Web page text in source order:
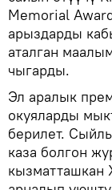
Memorial
арыздарды
аталган
чыгарды.
Эл аралык
окуяларды
берилет.
каза болгон